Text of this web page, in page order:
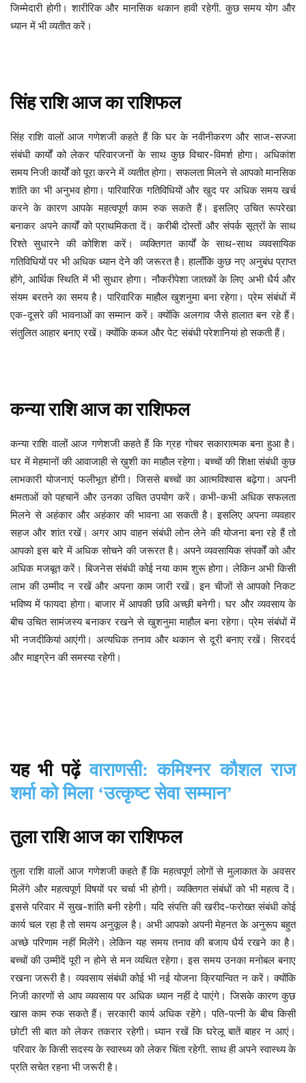
जिम्मेदारी होगी। शारीरिक और मानसिक थकान हावी रहेगी. कुछ समय योग और
ध्यान में भी व्यतीत करें।
सिंह राशि आज का राशिफल
सिंह राशि वालों आज गणेशजी कहते हैं किघर के नवीनीकरण और साज-सज्जा
संबंधी कार्यों को लेकर परिवारजनों के साथ कुछ विचार-विमर्श होगा। अधिकांश
समय निजी कार्यों को पूरा करने में व्यतीत होगा। सफलता मिलने से आपको मानसिक
शांति का भी अनुभव होगा। पारिवारिक गतिविधियों और खुद पर अधिक समय खर्च
करने के कारण आपके महत्वपूर्ण काम रुक सकते हैं। इसलिए उचित रूपरेखा
बनाकर अपने कार्यों को प्राथमिकता दें। करीबी दोस्तों और संपर्क सूत्रों के साथ
रिश्ते सुधारने की कोशिश करें। व्यक्तिगत कार्यों के साथ-साथ व्यवसायिक
गतिविधियों पर भी अधिक ध्यान देने की जरूरत है। हालाँकि कुछ नए अनुबंध प्राप्त
होंगे, आर्थिक स्थिति में भी सुधार होगा। नौकरीपेशा जातकों के लिए अभी धैर्य और
संयम बरतने का समय है। पारिवारिक माहौल खुशनुमा बना रहेगा। प्रेम संबंधों में
एक-दूसरे की भावनाओं का सम्मान करें। क्योंकि अलगाव जैसे हालात बन रहे हैं।
संतुलित आहार बनाए रखें। क्योंकि कब्ज और पेट संबंधी परेशानियां हो सकती हैं।
कन्या राशि आज का राशिफल
कन्या राशि वालों आज गणेशजी कहते हैं किग्रह गोचर सकारात्मक बना हुआ है।
घर में मेहमानों की आवाजाही से ख़ुशी का माहौल रहेगा। बच्चों की शिक्षा संबंधी कुछ
लाभकारी योजनाएं फलीभूत होंगी। जिससे बच्चों का आत्मविश्वास बढ़ेगा। अपनी
क्षमताओं को पहचानें और उनका उचित उपयोग करें। कभी-कभी अधिक सफलता
मिलने से अहंकार और अहंकार की भावना आ सकती है। इसलिए अपना व्यवहार
सहज और शांत रखें। अगर आप वाहन संबंधी लोन लेने की योजना बना रहे हैं तो
आपको इस बारे में अधिक सोचने की जरूरत है। अपने व्यवसायिक संपर्कों को और
अधिक मजबूत करें। बिजनेस संबंधी कोई नया काम शुरू होगा। लेकिन अभी किसी
लाभ की उम्मीद न रखें और अपना काम जारी रखें। इन चीजों से आपको निकट
भविष्य में फायदा होगा। बाजार में आपकी छवि अच्छी बनेगी। घर और व्यवसाय के
बीच उचित सामंजस्य बनाकर रखने से खुशनुमा माहौल बना रहेगा। प्रेम संबंधों में
भी नजदीकियां आएंगी। अत्यधिक तनाव और थकान से दूरी बनाए रखें। सिरदर्द
और माइग्रेन की समस्या रहेगी।
यह भी पढ़ेंवाराणसी: कमिश्नर कौशल राज
शर्मा को मिला ‘उत्कृष्ट सेवा सम्मान’
तुला राशि आज का राशिफल
तुला राशि वालों आज गणेशजी कहते हैं किमहत्वपूर्ण लोगों से मुलाकात के अवसर
मिलेंगे और महत्वपूर्ण विषयों पर चर्चा भी होगी। व्यक्तिगत संबंधों को भी महत्व दें।
इससे परिवार में सुख-शांति बनी रहेगी। यदि संपत्ति की खरीद-फरोख्त संबंधी कोई
कार्य चल रहा है तो समय अनुकूल है। अभी आपको अपनी मेहनत के अनुरूप बहुत
अच्छे परिणाम नहीं मिलेंगे। लेकिन यह समय तनाव की बजाय धैर्य रखने का है।
बच्चों की उम्मीदें पूरी न होने से मन व्यथित रहेगा। इस समय उनका मनोबल बनाए
रखना जरूरी है। व्यवसाय संबंधी कोई भी नई योजना क्रियान्वित न करें। क्योंकि
निजी कारणों से आप व्यवसाय पर अधिक ध्यान नहीं दे पाएंगे। जिसके कारण कुछ
खास काम रुक सकते हैं। सरकारी कार्य अधिक रहेंगे। पति-पत्नी के बीच किसी
छोटी सी बात को लेकर तकरार रहेगी। ध्यान रखें कि घरेलू बातें बाहर न आएं।
परिवार के किसी सदस्य के स्वास्थ्य को लेकर चिंता रहेगी. साथ ही अपने स्वास्थ्य के
प्रति सचेत रहना भी जरूरी है।